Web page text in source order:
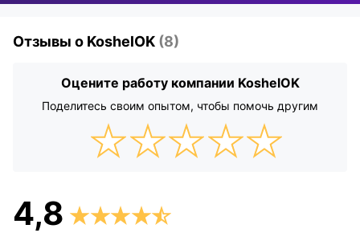
Отзывы о KoshelOK (8)
Оцените работу компании KoshelOK
Поделитесь своим опытом, чтобы помочь другим